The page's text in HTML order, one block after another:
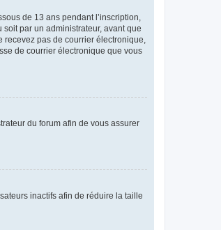
de 13 ans pendant l’inscription,
par un administrateur, avant que
pas de courrier électronique,
de courrier électronique que vous
du forum afin de vous assurer
inactifs afin de réduire la taille